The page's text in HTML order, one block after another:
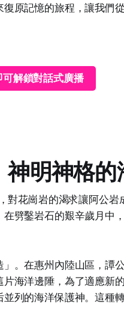
原記憶的旅程，讓我們
可解鎖對話式廣播
明神格
花崗岩的渴求讓阿公岩
劈鑿岩石的艱辛歲月中
。在惠州內陸山區，譚
海洋邊陲，為了適應新
列的海洋保護神。這種